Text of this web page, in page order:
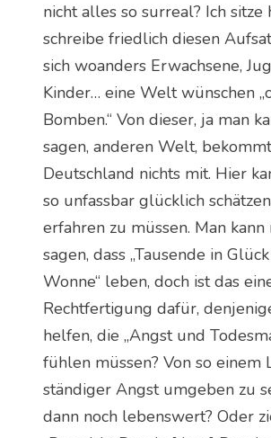
nicht alles so surreal? Ich sitze
schreibe friedlich diesen
sich woanders Erwachsene,
Kinder… eine Welt wünschen
Bomben.“ Von dieser, ja man
sagen, anderen Welt,
Deutschland nichts mit. Hier
so unfassbar glücklich
erfahren zu müssen. Man
sagen, dass „Tausende in
Wonne“ leben, doch ist das
Rechtfertigung dafür,
helfen, die „Angst und
fühlen müssen? Von so einem
ständiger Angst umgeben zu
dann noch lebenswert? Oder